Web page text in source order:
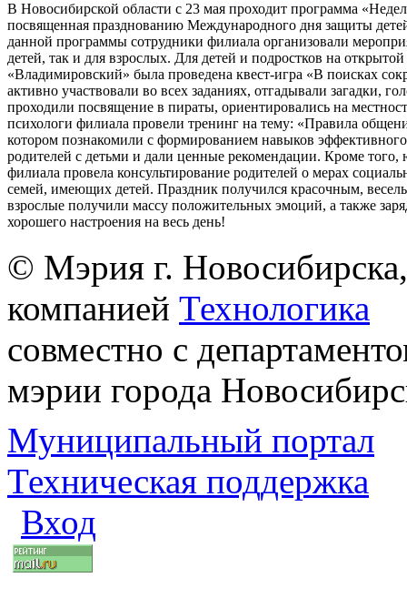
В Новосибирской области с 23 мая проходит программа
посвященная празднованию Международного дня защиты
данной программы сотрудники филиала организовали
детей, так и для взрослых. Для детей и подростков на
«Владимировский» была проведена квест-игра «В поисках
активно участвовали во всех заданиях, отгадывали загадки,
проходили посвящение в пираты, ориентировались на
психологи филиала провели тренинг на тему: «Правила
котором познакомили с формированием навыков
родителей с детьми и дали ценные рекомендации. Кроме того,
филиала провела консультирование родителей о мерах
семей, имеющих детей. Праздник получился красочным,
взрослые получили массу положительных эмоций, а также
хорошего настроения на весь день!
© Мэрия г.
компанией Технологика
совместно с
мэрии города
Муниципальный портал
Техническая поддержка
Вход